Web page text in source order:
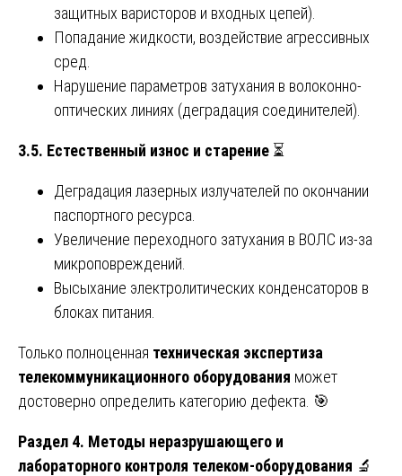
защитных варисторов и входных цепей).
Попадание жидкости, воздействие агрессивных
сред.
Нарушение параметров затухания в волоконно-
оптических линиях (деградация соединителей).
3.5. Естественный износ и старение ⏳
Деградация лазерных излучателей по окончании
паспортного ресурса.
Увеличение переходного затухания в ВОЛС из-за
микроповреждений.
Высыхание электролитических конденсаторов в
блоках питания.
Только полноценная техническая экспертиза
телекоммуникационного оборудования может
достоверно определить категорию дефекта. 🎯
Раздел 4. Методы неразрушающего и
лабораторного контроля телеком-оборудования 🔬